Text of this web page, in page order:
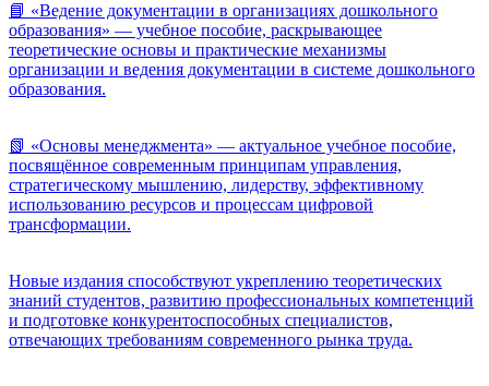
📘 «Ведение документации в организациях дошкольного
образования» — учебное пособие, раскрывающее
теоретические основы и практические механизмы
организации и ведения документации в системе дошкольного
образования.
📗 «Основы менеджмента» — актуальное учебное пособие,
посвящённое современным принципам управления,
стратегическому мышлению, лидерству, эффективному
использованию ресурсов и процессам цифровой
трансформации.
Новые издания способствуют укреплению теоретических
знаний студентов, развитию профессиональных компетенций
и подготовке конкурентоспособных специалистов,
отвечающих требованиям современного рынка труда.